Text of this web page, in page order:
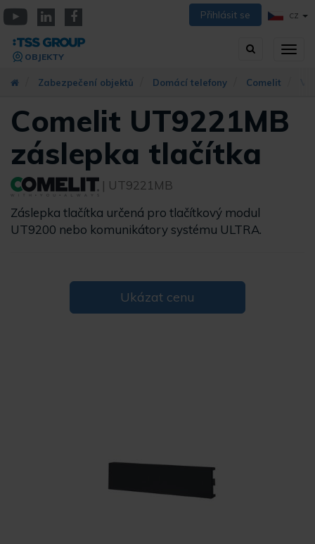
Přejít
k
hlavnímu
obsahu
Přihlásit se CZ
Vyhledávání
OBJEKTY
Zabezpečení objektů Domácí telefony Comelit
Comelit UT9221MB
záslepka tlačítka
| UT9221MB
Záslepka tlačítka určená pro tlačítkový modul
UT9200 nebo komunikátory systému ULTRA.
Ukázat cenu